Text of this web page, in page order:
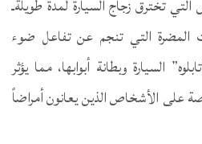
تخترق زجاج السيارة لمدة طويلةـ
المضرة التي تنجم عن تفاعل ضوء
السيارة وبطانة أبوابها، مما يؤثر
على الأشخاص الذين يعانون أمراضاً